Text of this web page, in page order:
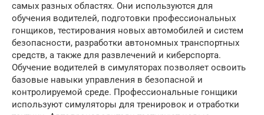
самых разных областях. Они используются для
обучения водителей, подготовки профессиональных
гонщиков, тестирования новых автомобилей и систем
безопасности, разработки автономных транспортных
средств, а также для развлечений и киберспорта.
Обучение водителей в симуляторах позволяет освоить
базовые навыки управления в безопасной и
контролируемой среде. Профессиональные гонщики
используют симуляторы для тренировок и отработки